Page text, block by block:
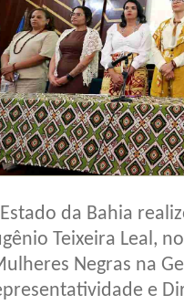
da Bahia
Teixeira Leal,
Negras na
e